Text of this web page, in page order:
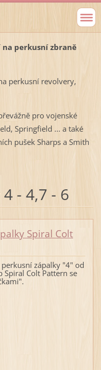
na perkusní zbraně
perkusní revolvery,
pro vojenské
Springfield ... a také
pušek Sharps a Smith
- 4,7 - 6
Spiral Colt
zápalky "4" od
Spiral Colt Pattern se